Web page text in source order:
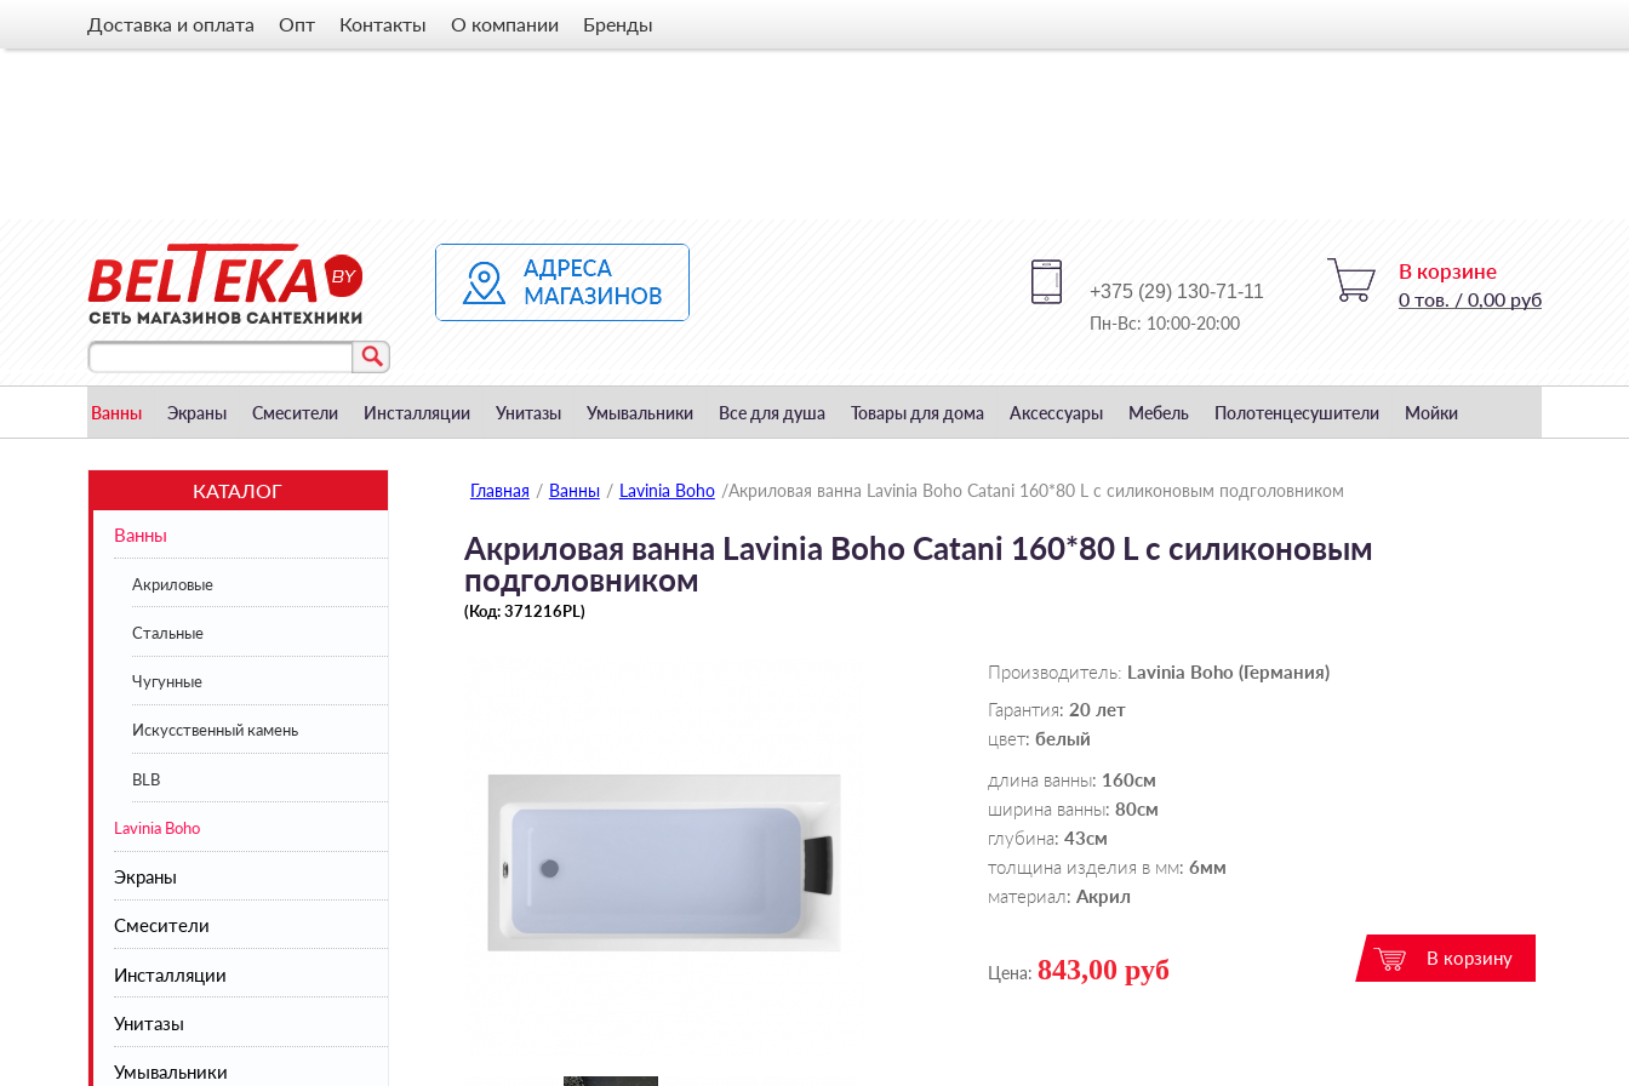
Доставка и оплата Опт Контакты О компании Бренды
В корзине
0 тов. / 0,00 руб
+375 (29) 130-71-11
Пн-Вс: 10:00-20:00
Ванны Экраны Смесители Инсталляции Унитазы Умывальники Все для душа Товары для дома Аксессуары Мебель Полотенцесушители Мойки
Главная / Ванны / Lavinia Boho /Акриловая ванна Lavinia Boho Сatani 160*80 L с силиконовым подголовником
Акриловая ванна Lavinia Boho Сatani 160*80 L с силиконовым
подголовником
(Код:371216PL )
Производитель: Lavinia Boho (Германия)
Гарантия: 20 лет
цвет: белый
длина ванны: 160см
ширина ванны: 80см
глубина: 43см
толщина изделия в мм: 6мм
материал: Акрил
Цена: 843,00 руб
КАТАЛОГ
Ванны
Акриловые
Стальные
Чугунные
Искусственный камень
BLB
Lavinia Boho
Экраны
Экраны под ванну белые
Экраны под ванну цветные
Смесители
Смесители для кухни
Смесители для душа
Смесители для умывальника
Инсталляции
Унитазы
Напольные
Умывальники